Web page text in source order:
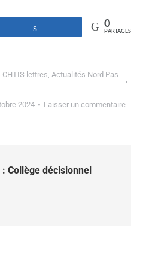
0
PARTAGES
CHTIS lettres, Actualités Nord Pas-
2024 Laisser un commentaire
: Collège décisionnel